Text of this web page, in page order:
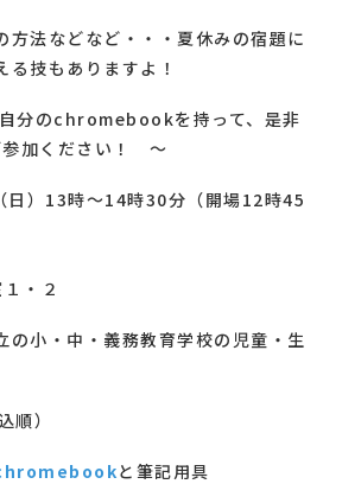
方法などなど・・・夏休みの宿題に
る技もありますよ！
分のchromebookを持って、是非
参加ください！ ～
日）13時～14時30分（開場12時45
・２
の小・中・義務教育学校の児童・生
順）
と筆記用具